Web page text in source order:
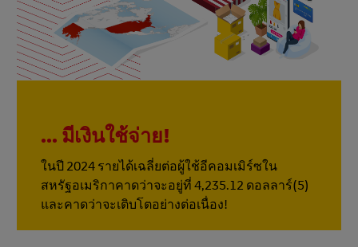
... มีเงินใช้จ่าย!
ในปี 2024 รายได้เฉลี่ยต่อผู้ใช้อีคอมเมิร์ซใน
สหรัฐอเมริกาคาดว่าจะอยู่ที่ 4,235.12 ดอลลาร์(5)
และคาดว่าจะเติบโตอย่างต่อเนื่อง!